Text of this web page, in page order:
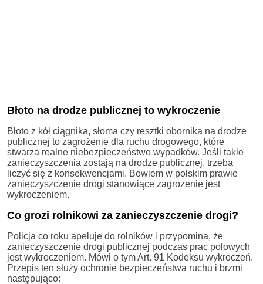
Błoto na drodze publicznej to wykroczenie
Błoto z kół ciągnika, słoma czy resztki obornika na drodze
publicznej to zagrożenie dla ruchu drogowego, które
stwarza realne niebezpieczeństwo wypadków. Jeśli takie
zanieczyszczenia zostają na drodze publicznej, trzeba
liczyć się z konsekwencjami. Bowiem w polskim prawie
zanieczyszczenie drogi stanowiące zagrożenie jest
wykroczeniem.
Co grozi rolnikowi za zanieczyszczenie drogi?
Policja co roku apeluje do rolników i przypomina, że
zanieczyszczenie drogi publicznej podczas prac polowych
jest wykroczeniem. Mówi o tym Art. 91 Kodeksu wykroczeń.
Przepis ten służy ochronie bezpieczeństwa ruchu i brzmi
następująco: